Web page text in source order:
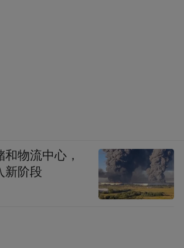
物流中心，
新阶段